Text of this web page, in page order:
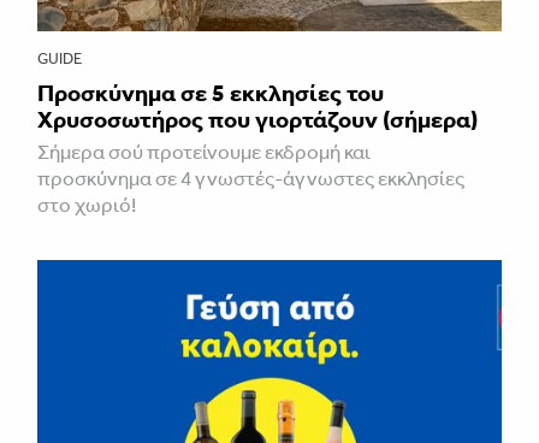
GUIDE
Προσκύνημα σε 5 εκκλησίες του
Χρυσοσωτήρος που γιορτάζουν (σήμερα)
Σήμερα σού προτείνουμε εκδρομή και
προσκύνημα σε 4 γνωστές-άγνωστες εκκλησίες
στο χωριό!